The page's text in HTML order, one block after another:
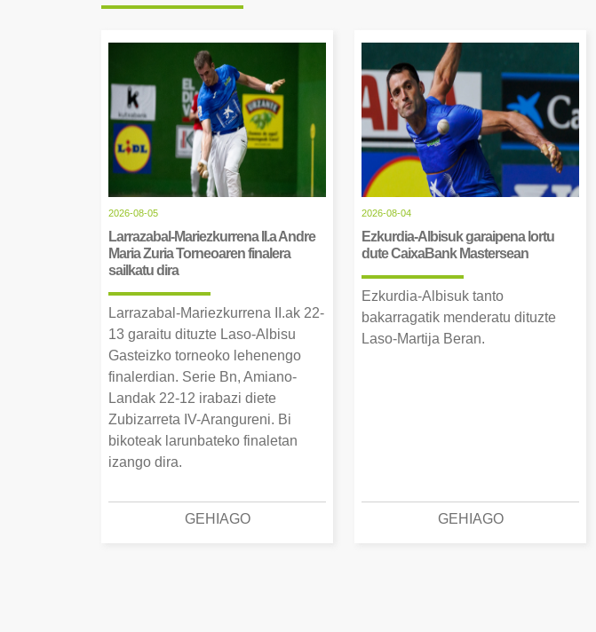
2026-08-05
Larrazabal-Mariezkurrena II.a Andre
Maria Zuria Torneoaren finalera
sailkatu dira
Larrazabal-Mariezkurrena II.ak 22-
13 garaitu dituzte Laso-Albisu
Gasteizko torneoko lehenengo
finalerdian. Serie Bn, Amiano-
Landak 22-12 irabazi diete
Zubizarreta IV-Arangureni. Bi
bikoteak larunbateko finaletan
izango dira.
GEHIAGO
2026-08-04
Ezkurdia-Albisuk garaipena lortu
dute CaixaBank Mastersean
Ezkurdia-Albisuk tanto
bakarragatik menderatu dituzte
Laso-Martija Beran.
GEHIAGO